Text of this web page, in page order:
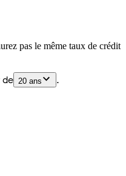
pas le même taux de crédit
de 20 ans .